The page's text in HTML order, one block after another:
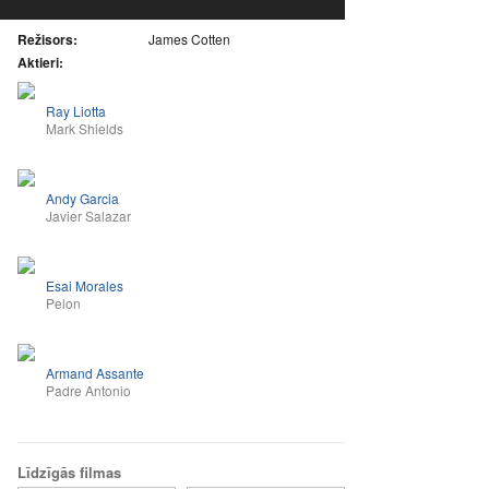
Režisors: James Cotten
Aktieri:
Ray Liotta
Mark Shields
Andy Garcia
Javier Salazar
Esai Morales
Pelon
Armand Assante
Padre Antonio
Līdzīgās filmas